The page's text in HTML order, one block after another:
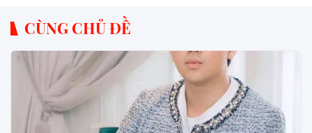
CÙNG CHỦ ĐỀ